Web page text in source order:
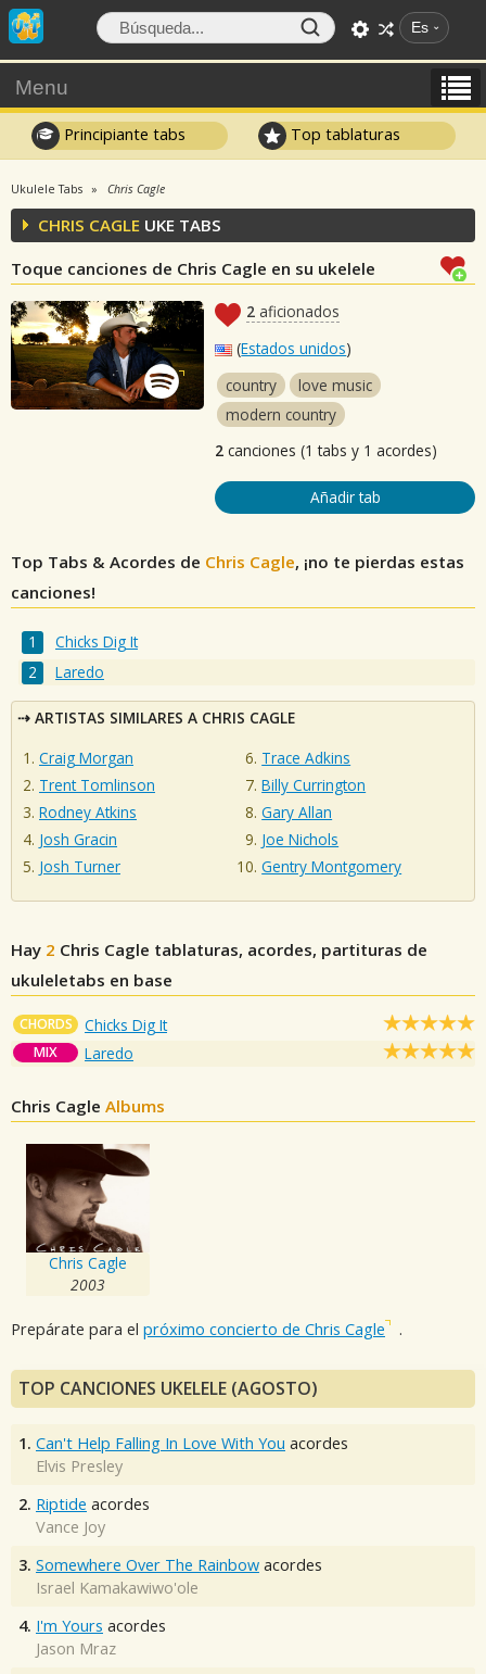
Es
Menu
Principiante tabs Top tablaturas
Ukulele Tabs Chris Cagle
CHRIS CAGLE UKE TABS
Toque canciones de Chris Cagle en su ukelele
2 aficionados
(Estados unidos)
country
love music
modern country
2 canciones (1 tabs y 1 acordes)
Añadir tab
Top Tabs & Acordes de Chris Cagle, ¡no te pierdas estas
canciones!
Chicks Dig It
Laredo
ARTISTAS SIMILARES A CHRIS CAGLE
Craig Morgan
Trent Tomlinson
Rodney Atkins
Josh Gracin
Josh Turner
Trace Adkins
Billy Currington
Gary Allan
Joe Nichols
Gentry Montgomery
Hay 2 Chris Cagle tablaturas, acordes, partituras de
ukuleletabs en base
CHORDS Chicks Dig It
MIX Laredo
Chris Cagle Albums
Chris Cagle
2003
Prepárate para el próximo concierto de Chris Cagle .
TOP CANCIONES UKELELE (AGOSTO)
1. Can't Help Falling In Love With You acordes
Elvis Presley
2. Riptide acordes
Vance Joy
3. Somewhere Over The Rainbow acordes
Israel Kamakawiwo'ole
4. I'm Yours acordes
Jason Mraz